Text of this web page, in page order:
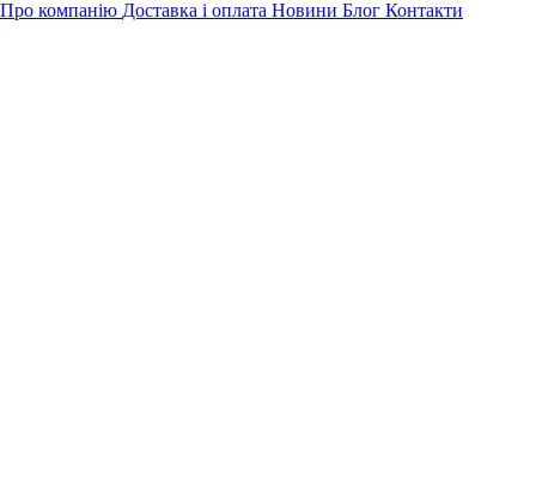
Про компанію Доставка і оплата Новини Блог Контакти